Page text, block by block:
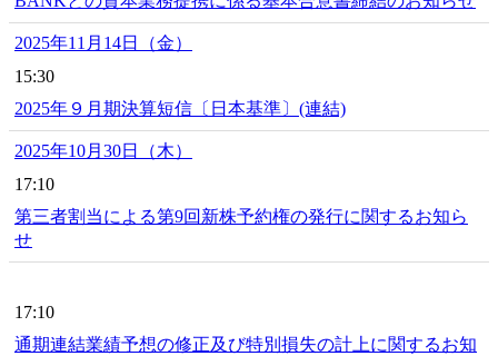
2025年11月14日（金）
15:30
2025年９月期決算短信〔日本基準〕(連結)
2025年10月30日（木）
17:10
第三者割当による第9回新株予約権の発行に関するお知ら
せ
17:10
通期連結業績予想の修正及び特別損失の計上に関するお知